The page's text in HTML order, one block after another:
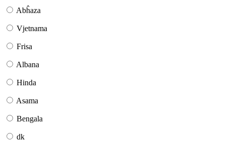
Abĥaza
Vjetnama
Frisa
Albana
Hinda
Asama
Bengala
dk